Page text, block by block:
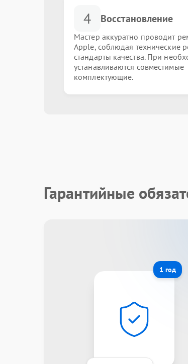
4 Восстановление
Мастер аккуратно проводит
Apple, соблюдая технические
стандарты качества. При
устанавливаются совместимые
комплектующие.
Гарантийные
1 год